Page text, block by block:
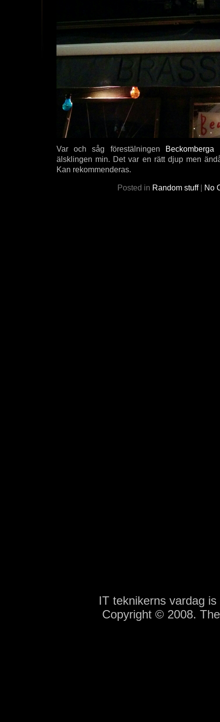
Var och såg förestälningen Beckomberga
älsklingen min. Det var en rätt djup men
Kan rekommenderas.
Posted in Random stuff| No
IT teknikerns vardag
Copyright © 2008.